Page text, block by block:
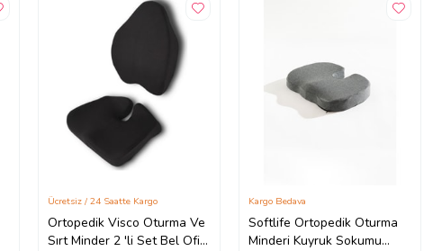
Ortopedik Visco Oturma Ve
Sırt Minder 2 'li Set Bel Ofis
Ücretsiz / 24 Saatte Kargo
Softlife Ortopedik Oturma
Minderi Kuyruk Sokumu
Kargo Bedava